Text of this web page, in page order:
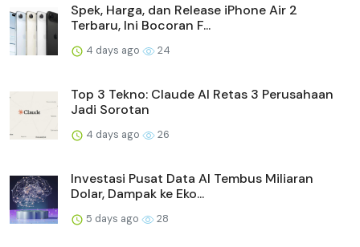
Spek, Harga, dan Release iPhone Air 2
Terbaru, Ini Bocoran F...
4 days ago 24
Top 3 Tekno: Claude AI Retas 3 Perusahaan
Jadi Sorotan
4 days ago 26
Investasi Pusat Data AI Tembus Miliaran
Dolar, Dampak ke Eko...
5 days ago 28